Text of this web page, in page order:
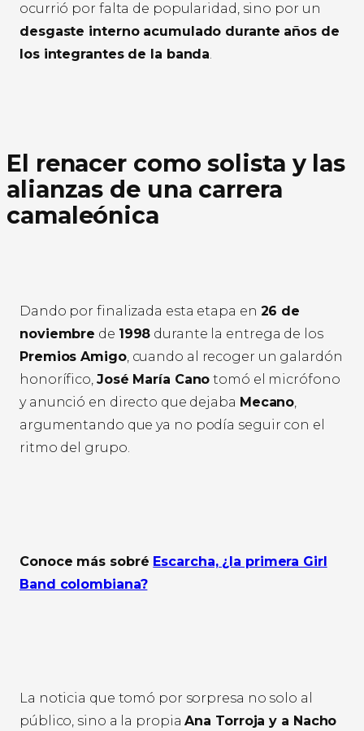
ocurrió por falta de popularidad, sino por un
desgaste interno acumulado durante años de
los integrantes de la banda.
El renacer como solista y las
alianzas de una carrera
camaleónica
Dando por finalizada esta etapa en 26 de
noviembre de 1998 durante la entrega de los
Premios Amigo, cuando al recoger un galardón
honorífico, José María Cano tomó el micrófono
y anunció en directo que dejaba Mecano,
argumentando que ya no podía seguir con el
ritmo del grupo.
Conoce más sobré Escarcha, ¿la primera Girl
Band colombiana?
La noticia que tomó por sorpresa no solo al
público, sino a la propiaAna Torroja y a Nacho